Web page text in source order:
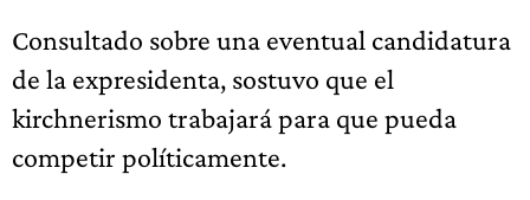
Consultado sobre una eventual candidatura
de la expresidenta, sostuvo que el
kirchnerismo trabajará para que pueda
competir políticamente.